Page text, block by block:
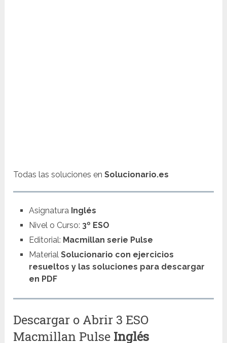
Todas las soluciones enSolucionario.es
Asignatura Inglés
Nivel o Curso: 3º ESO
Editorial: Macmillan serie Pulse
Material Solucionario con ejercicios
resueltos y las soluciones para descargar
en PDF
Descargar o Abrir 3 ESO
Macmillan Pulse Inglés